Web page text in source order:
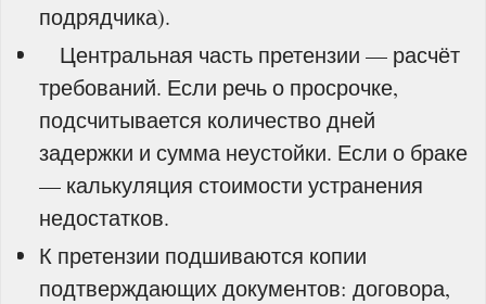
подрядчика).
Центральная часть претензии — расчёт
требований. Если речь о просрочке,
подсчитывается количество дней
задержки и сумма неустойки. Если о браке
— калькуляция стоимости устранения
недостатков.
К претензии подшиваются копии
подтверждающих документов: договора,